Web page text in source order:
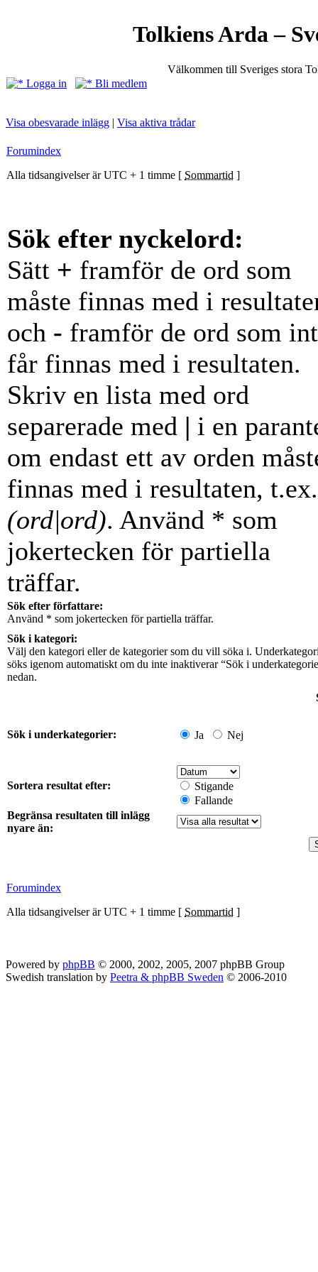
Tolkiens Arda –
Välkommen till Sveriges stora
Logga in
Bli medlem
Visa obesvarade inlägg | Visa aktiva trådar
Forumindex
Alla tidsangivelser är UTC + 1 timme [ Sommartid ]
Sök efter nyckelord:
Sätt + framför de ord som
måste finnas med i
och - framför de ord som
får finnas med i resultaten.
Skriv en lista med ord
separerade med | i en
om endast ett av orden
finnas med i resultaten, t.ex.
(ord|ord). Använd * som
jokertecken för partiella
träffar.
Sök efter författare:
Använd * som jokertecken för partiella träffar.
Sök i kategori:
Välj den kategori eller de kategorier som du vill söka i.
söks igenom automatiskt om du inte inaktiverar “Sök i
nedan.
Sök i underkategorier: Ja Nej
Sortera resultat efter:
Stigande
Fallande
Begränsa resultaten till inlägg
nyare än:
Forumindex
Alla tidsangivelser är UTC + 1 timme [ Sommartid ]
Powered by phpBB © 2000, 2002, 2005, 2007 phpBB Group
Swedish translation by Peetra & phpBB Sweden © 2006-2010